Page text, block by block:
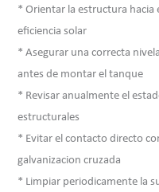
* Orientar la estructura hacia
eficiencia solar
* Asegurar una correcta
antes de montar el tanque
* Revisar anualmente el
estructurales
* Evitar el contacto directo
galvanizacion cruzada
* Limpiar periodicamente la